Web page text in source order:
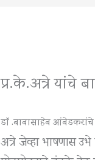
प्र.के.अत्रे यांचे
डॉ .बाबासाहेब
अत्रे जेव्हा भाषणास